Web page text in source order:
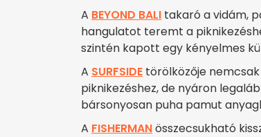
A BEYOND BALI takaró a vidám,
hangulatot teremt a
szintén kapott egy kényelmes
A SURFSIDE törölközője
piknikezéshez, de nyáron
bársonyosan puha pamut
A FISHERMANösszecsukható